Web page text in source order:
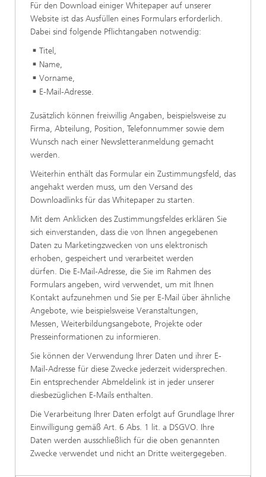
Für den Download einiger Whitepaper auf unserer
Website ist das Ausfüllen eines Formulars erforderlich.
Dabei sind folgende Pflichtangaben notwendig:
Titel,
Name,
Vorname,
E-Mail-Adresse.
Zusätzlich können freiwillig Angaben, beispielsweise zu
Firma, Abteilung, Position, Telefonnummer sowie dem
Wunsch nach einer Newsletteranmeldung gemacht
werden.
Weiterhin enthält das Formular ein Zustimmungsfeld, das
angehakt werden muss, um den Versand des
Downloadlinks für das Whitepaper zu starten.
Mit dem Anklicken des Zustimmungsfeldes erklären Sie
sich einverstanden, dass die von Ihnen angegebenen
Daten zu Marketingzwecken von uns elektronisch
erhoben, gespeichert und verarbeitet werden
dürfen. Die E-Mail-Adresse, die Sie im Rahmen des
Formulars angeben, wird verwendet, um mit Ihnen
Kontakt aufzunehmen und Sie per E-Mail über ähnliche
Angebote, wie beispielsweise Veranstaltungen,
Messen, Weiterbildungsangebote, Projekte oder
Presseinformationen zu informieren.
Sie können der Verwendung Ihrer Daten und ihrer E-
Mail-Adresse für diese Zwecke jederzeit widersprechen.
Ein entsprechender Abmeldelink ist in jeder unserer
diesbezüglichen E-Mails enthalten.
Die Verarbeitung Ihrer Daten erfolgt auf Grundlage Ihrer
Einwilligung gemäß Art. 6 Abs. 1 lit. a DSGVO. Ihre
Daten werden ausschließlich für die oben genannten
Zwecke verwendet und nicht an Dritte weitergegeben.